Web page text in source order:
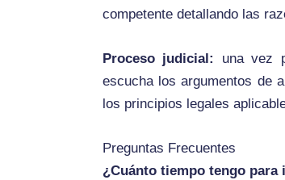
competente detallando las
Proceso judicial:
una vez
escucha los argumentos de
los principios legales
Preguntas Frecuentes
¿Cuánto tiempo tengo para